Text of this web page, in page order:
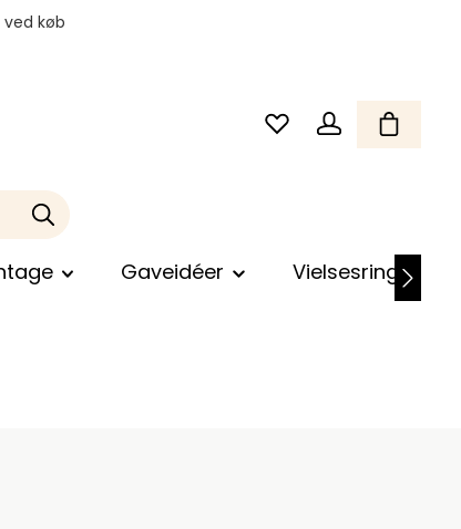
køb
Gaveidéer Vielsesringe